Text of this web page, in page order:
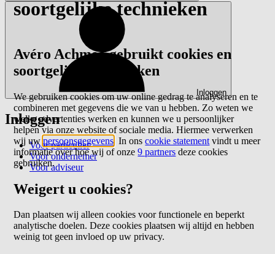
Inloggen
Inloggen
Voor particulier
Voor ondernemer
Voor adviseur
soortgelijke technieken
Avéro Achmea gebruikt cookies en
soortgelijke technieken
We gebruiken cookies om uw online gedrag te analyseren en te
combineren met gegevens die we van u hebben. Zo weten we
welke advertenties werken en kunnen we u persoonlijker
helpen via onze website of sociale media. Hiermee verwerken
wij uwpersoonsgegevens . In onscookie statement vindt u meer
informatie over hoe wij of onze9 partners deze cookies
gebruiken.
Weigert u cookies?
Dan plaatsen wij alleen cookies voor functionele en beperkt
analytische doelen. Deze cookies plaatsen wij altijd en hebben
weinig tot geen invloed op uw privacy.